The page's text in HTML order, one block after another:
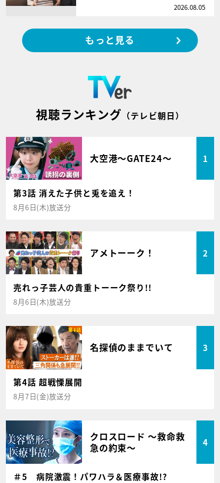
2026.08.05
もっと見る
視聴ランキング （テレビ朝日）
大空港～GATE24～ 1
第3話 消えた子供と兎を追え！
8月6日(木)放送分
アメトーーク！ 2
売れっ子芸人の貴重トーーク祭り!!
8月6日(木)放送分
名探偵のままでいて 3
第4話 超戦慄展開
8月7日(金)放送分
クロスロード ～救命救
急の約束～
4
＃5 病院激震！パワハラ＆医療事故!?